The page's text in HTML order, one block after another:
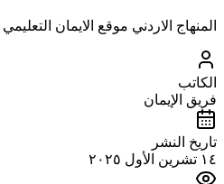
المنهاج الاردني موقع الايمان التعليمي
الكاتب
فريق الإيمان
تاريخ النشر
١٤ تشرين الأول ٢٠٢٥